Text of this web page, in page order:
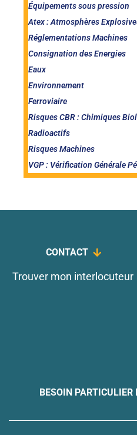
Équipements sous pression
Atex : Atmosphères
Réglementations Machines
Consignation des Energies
Eaux
Environnement
Ferroviaire
Risques CBR : Chimiques
Radioactifs
Risques Machines
VGP : Vérification Générale
CONTACT
Trouver mon interlocuteur
BESOIN